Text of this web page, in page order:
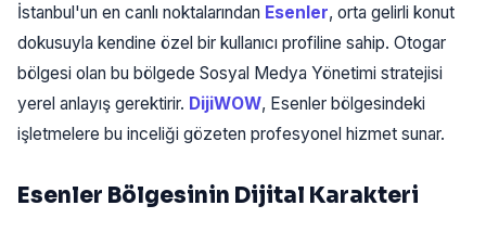
İstanbul'un en canlı noktalarından Esenler, orta gelirli konut
dokusuyla kendine özel bir kullanıcı profiline sahip. Otogar
bölgesi olan bu bölgede Sosyal Medya Yönetimi stratejisi
yerel anlayış gerektirir. DijiWOW, Esenler bölgesindeki
işletmelere bu inceliği gözeten profesyonel hizmet sunar.
Esenler Bölgesinin Dijital Karakteri